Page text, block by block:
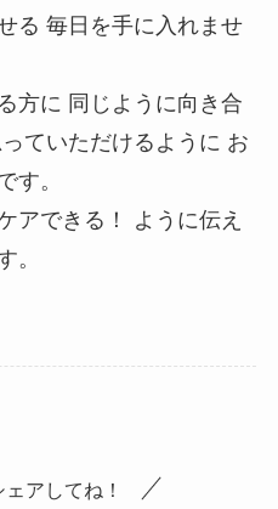
る 毎日を手に入れませ
方に 同じように向き合
ていただけるように お
す。
アできる！ ように伝え
。
アしてね！